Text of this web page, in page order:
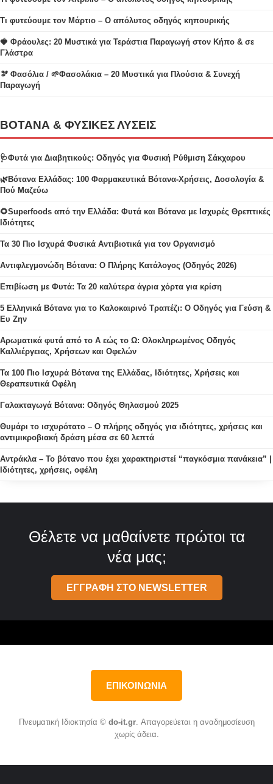
Τι φυτεύουμε τον Μάρτιο – Ο απόλυτος οδηγός κηπουρικής
🍓 Φράουλες: 20 Μυστικά για Τεράστια Παραγωγή στον Κήπο & σε
Γλάστρα
🫘 Φασόλια / 🌱Φασολάκια – 20 Μυστικά για Πλούσια & Συνεχή
Παραγωγή
ΒΟΤΑΝΑ & ΦΥΣΙΚΕΣ ΛΥΣΕΙΣ
🩺Φυτά για Διαβητικούς: Οδηγός για Φυσική Ρύθμιση Σάκχαρου
🌿Βότανα Ελλάδας: 100 Φαρμακευτικά Βότανα-Χρήσεις, Δοσολογία &
Πού Μαζεύω
🌻Superfoods από την Ελλάδα: Φυτά και Βότανα με Ισχυρές Θρεπτικές
Ιδιότητες
Τα 30 Πιο Ισχυρά Φυσικά Αντιβιοτικά για τον Οργανισμό
Αντιφλεγμονώδη Βότανα: Ο Πλήρης Κατάλογος (Οδηγός 2026)
Επιβίωση με Φυτά: Τα 20 καλύτερα άγρια χόρτα για κρίση
5 Ελληνικά Βότανα για το Καλοκαιρινό Τραπέζι: Ο Οδηγός για Γεύση &
Ευ Ζην
Αρωματικά φυτά από το Α εώς το Ω: Ολοκληρωμένος Οδηγός
Καλλιέργειας, Χρήσεων και Οφελών
Τα 100 Πιο Ισχυρά Βότανα της Ελλάδας, Ιδιότητες, Χρήσεις και
Θεραπευτικά Οφέλη
Γαλακταγωγά Βότανα: Οδηγός Θηλασμού 2025
Θυμάρι το ισχυρότατο – Ο πλήρης οδηγός για ιδιότητες, χρήσεις και
αντιμικροβιακή δράση μέσα σε 60 λεπτά
Αντράκλα – Το βότανο που έχει χαρακτηριστεί “παγκόσμια πανάκεια” |
Ιδιότητες, χρήσεις, οφέλη
Θέλετε να μαθαίνετε πρώτοι τα
νέα μας;
ΕΓΓΡΑΦΗ ΣΤΟ NEWSLETTER
ΕΠΙΚΟΙΝΩΝΙΑ
Πνευματική Ιδιοκτησία © do-it.gr. Απαγορεύεται η αναδημοσίευση
χωρίς άδεια.